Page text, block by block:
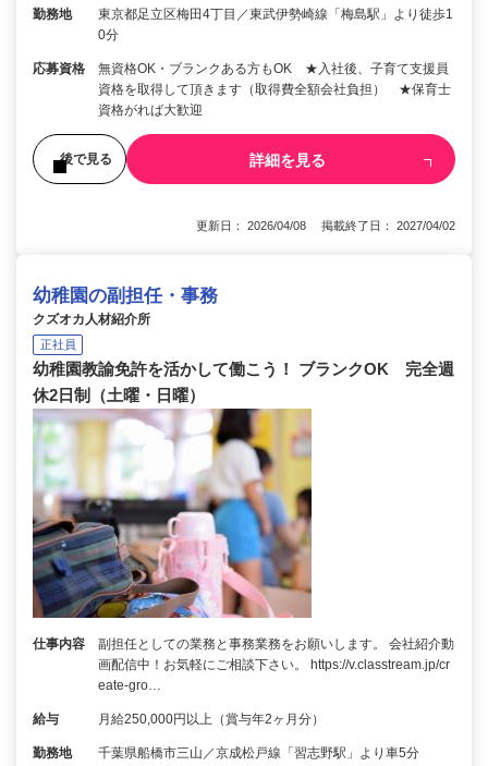
勤務地
東京都足立区梅田4丁目／東武伊勢崎線「梅島駅」より徒歩1
0分
応募資格
無資格OK・ブランクある方もOK ★入社後、子育て支援員
資格を取得して頂きます（取得費全額会社負担） ★保育士
資格がれば大歓迎
後で見る 詳細を見る
更新日： 2026/04/08 掲載終了日： 2027/04/02
幼稚園の副担任・事務
クズオカ人材紹介所
正社員
幼稚園教諭免許を活かして働こう！ ブランクOK 完全週
休2日制（土曜・日曜）
仕事内容
副担任としての業務と事務業務をお願いします。 会社紹介動
画配信中！お気軽にご相談下さい。 https://v.classtream.jp/cr
eate-gro…
給与 月給250,000円以上（賞与年2ヶ月分）
勤務地 千葉県船橋市三山／京成松戸線「習志野駅」より車5分